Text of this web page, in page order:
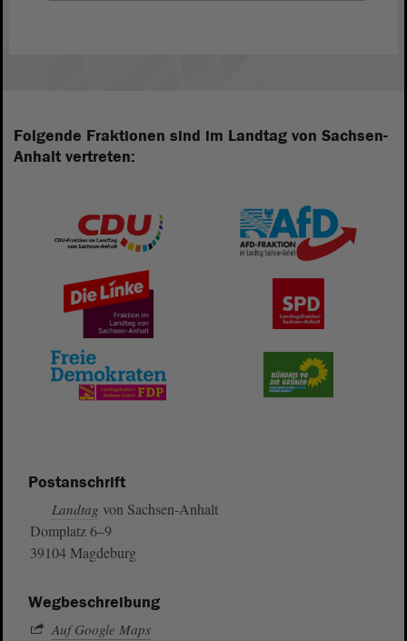
Folgende Fraktionen sind im Landtag von Sachsen-
Anhalt vertreten:
Postanschrift
Landtag von Sachsen-Anhalt
Domplatz 6–9
39104 Magdeburg
Wegbeschreibung
Auf Google Maps